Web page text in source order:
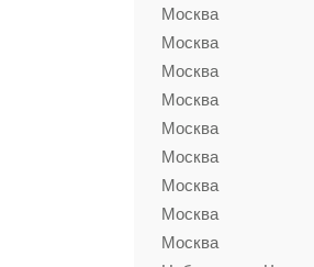
Москва
Москва
Москва
Москва
Москва
Москва
Москва
Москва
Москва